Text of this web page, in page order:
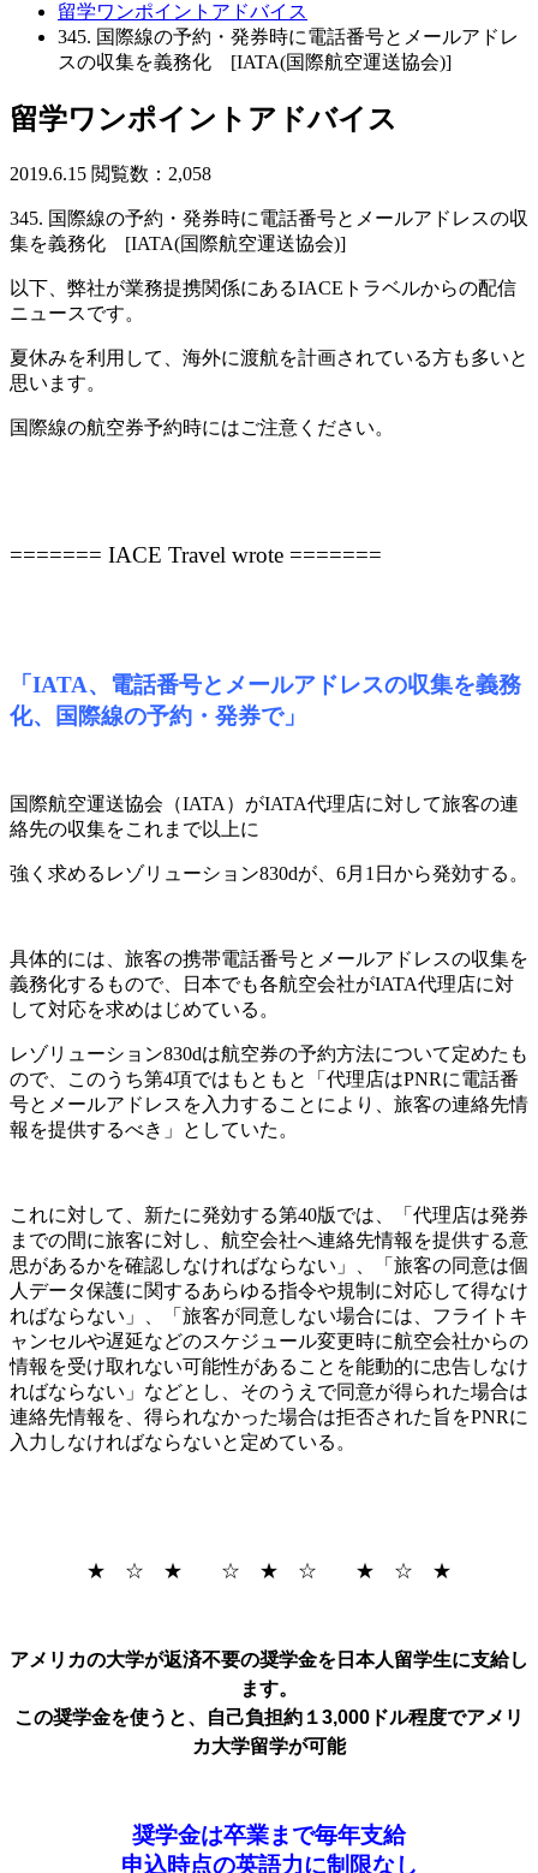
留学ワンポイントアドバイス
345. 国際線の予約・発券時に電話番号とメールアドレ
スの収集を義務化 [IATA(国際航空運送協会)]
留学ワンポイントアドバイス
2019.6.15 閲覧数：2,058
345. 国際線の予約・発券時に電話番号とメールアドレスの収
集を義務化 [IATA(国際航空運送協会)]
以下、弊社が業務提携関係にあるIACEトラベルからの配信
ニュースです。
夏休みを利用して、海外に渡航を計画されている方も多いと
思います。
国際線の航空券予約時にはご注意ください。
======= IACE Travel wrote =======
「IATA、電話番号とメールアドレスの収集を義務
化、国際線の予約・発券で」
国際航空運送協会（IATA）がIATA代理店に対して旅客の連
絡先の収集をこれまで以上に
強く求めるレゾリューション830dが、6月1日から発効する。
具体的には、旅客の携帯電話番号と メールアドレスの収集を
義務化するもので、日本でも各航空会社がIATA代理店に対
して対応を求めはじめている。
レゾリューション830dは航空券の予約方法について定めたも
ので、このうち第4項ではもともと
「代理店はPNRに電話番
号とメールアドレスを入力することにより、旅客の連絡先情
報を提供するべき」としていた。
これに対して、新たに発効する第40版では、「代理店は発券
までの間に旅客に対し、航空会社へ連絡先情報を提供する意
思があるかを確認しなければならない」、「旅客の同意は個
人データ保護に関するあらゆる指令や規制に対応して得なけ
ればならない」、「旅客が同意しない場合には、 フライトキ
ャンセルや遅延などのスケジュール変更時に航空会社からの
情報を受け取れない可能性があることを能動的に忠告しなけ
ればならない」などとし、そのうえで同意が得られた場合は
連絡先情報を、得られなかった場合は拒否された旨をPNRに
入力しなければならないと定めている。
★ ☆ ★ ☆ ★ ☆ ★ ☆ ★
アメリカの大学が返済不要の奨学金を日本人留学生に支給し
ます。
この奨学金を使うと、自己負担約１3,000ドル程度でアメリ
カ大学留学が可能
奨学金は卒業まで毎年支給
申込時点の英語力に制限なし